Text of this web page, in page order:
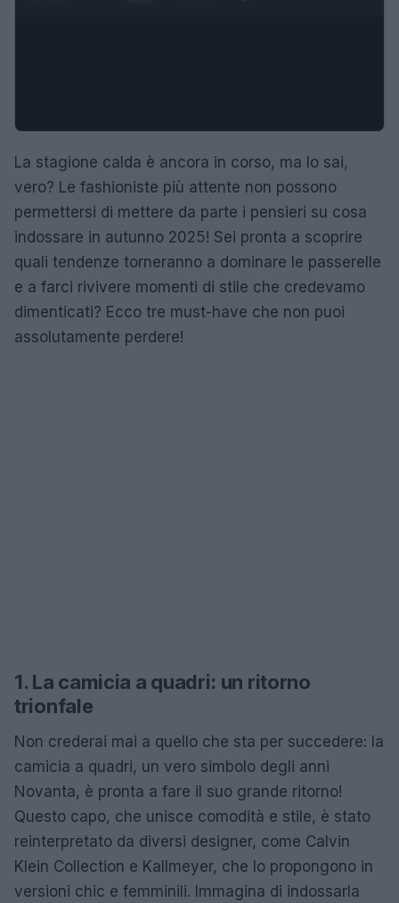
La stagione calda è ancora in corso, ma lo sai,
vero? Le fashioniste più attente non possono
permettersi di mettere da parte i pensieri su cosa
indossare in autunno 2025! Sei pronta a scoprire
quali tendenze torneranno a dominare le passerelle
e a farci rivivere momenti di stile che credevamo
dimenticati? Ecco tre must-have che non puoi
assolutamente perdere!
1. La camicia a quadri: un ritorno
trionfale
Non crederai mai a quello che sta per succedere: la
camicia a quadri, un vero simbolo degli anni
Novanta, è pronta a fare il suo grande ritorno!
Questo capo, che unisce comodità e stile, è stato
reinterpretato da diversi designer, come Calvin
Klein Collection e Kallmeyer, che lo propongono in
versioni chic e femminili. Immagina di indossarla